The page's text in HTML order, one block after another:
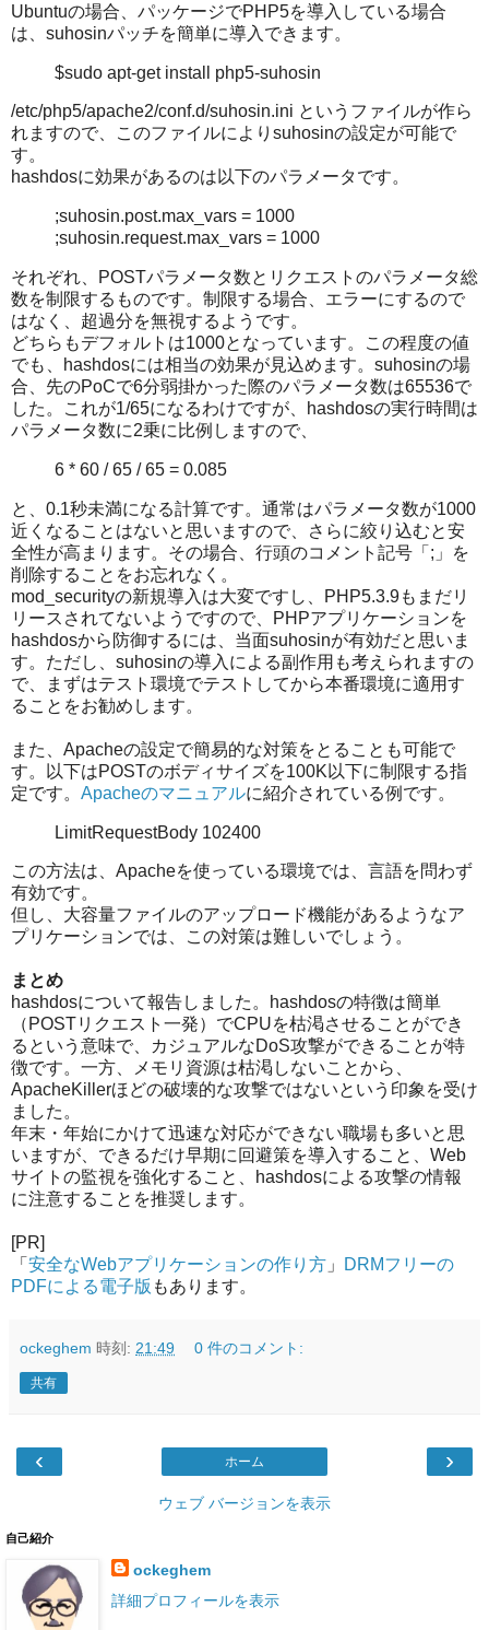
Ubuntuの場合、パッケージでPHP5を導入している場合
は、suhosinパッチを簡単に導入できます。
$sudo apt-get install php5-suhosin
/etc/php5/apache2/conf.d/suhosin.ini というファイルが作ら
れますので、このファイルによりsuhosinの設定が可能で
す。
hashdosに効果があるのは以下のパラメータです。
;suhosin.post.max_vars = 1000
;suhosin.request.max_vars = 1000
それぞれ、POSTパラメータ数とリクエストのパラメータ総
数を制限するものです。制限する場合、エラーにするので
はなく、超過分を無視するようです。
どちらもデフォルトは1000となっています。この程度の値
でも、hashdosには相当の効果が見込めます。suhosinの場
合、先のPoCで6分弱掛かった際のパラメータ数は65536で
した。これが1/65になるわけですが、hashdosの実行時間は
パラメータ数に2乗に比例しますので、
6 * 60 / 65 / 65 = 0.085
と、0.1秒未満になる計算です。通常はパラメータ数が1000
近くなることはないと思いますので、さらに絞り込むと安
全性が高まります。その場合、行頭のコメント記号「;」を
削除することをお忘れなく。
mod_securityの新規導入は大変ですし、PHP5.3.9もまだリ
リースされてないようですので、PHPアプリケーションを
hashdosから防御するには、当面suhosinが有効だと思いま
す。ただし、suhosinの導入による副作用も考えられますの
で、まずはテスト環境でテストしてから本番環境に適用す
ることをお勧めします。
また、Apacheの設定で簡易的な対策をとることも可能で
す。以下はPOSTのボディサイズを100K以下に制限する指
定です。 Apacheのマニュアルに紹介されている例です。
LimitRequestBody 102400
この方法は、Apacheを使っている環境では、言語を問わず
有効です。
但し、大容量ファイルのアップロード機能があるようなア
プリケーションでは、この対策は難しいでしょう。
まとめ
hashdosについて報告しました。hashdosの特徴は簡単
（POSTリクエスト一発）でCPUを枯渇させることができ
るという意味で、カジュアルなDoS攻撃ができることが特
徴です。一方、メモリ資源は枯渇しないことから、
ApacheKillerほどの破壊的な攻撃ではないという印象を受け
ました。
年末・年始にかけて迅速な対応ができない職場も多いと思
いますが、できるだけ早期に回避策を導入すること、Web
サイトの監視を強化すること、hashdosによる攻撃の情報
に注意することを推奨します。
[PR]
「 安全なWebアプリケーションの作り方 」
DRMフリーの
PDFによる電子版 もあります。
ockeghem 時刻: 21:49 0 件のコメント:
共有
‹ ›
ホーム
ウェブ バージョンを表示
自己紹介
ockeghem
詳細プロフィールを表示